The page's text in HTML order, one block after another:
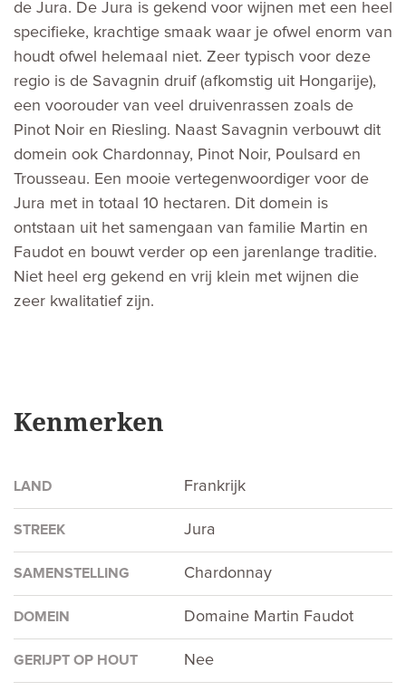
de Jura. De Jura is gekend voor wijnen met een heel
specifieke, krachtige smaak waar je ofwel enorm van
houdt ofwel helemaal niet. Zeer typisch voor deze
regio is de Savagnin druif (afkomstig uit Hongarije),
een voorouder van veel druivenrassen zoals de
Pinot Noir en Riesling. Naast Savagnin verbouwt dit
domein ook Chardonnay, Pinot Noir, Poulsard en
Trousseau. Een mooie vertegenwoordiger voor de
Jura met in totaal 10 hectaren. Dit domein is
ontstaan uit het samengaan van familie Martin en
Faudot en bouwt verder op een jarenlange traditie.
Niet heel erg gekend en vrij klein met wijnen die
zeer kwalitatief zijn.
Kenmerken
LAND Frankrijk
STREEK Jura
SAMENSTELLING Chardonnay
DOMEIN Domaine Martin Faudot
GERIJPT OP HOUT Nee